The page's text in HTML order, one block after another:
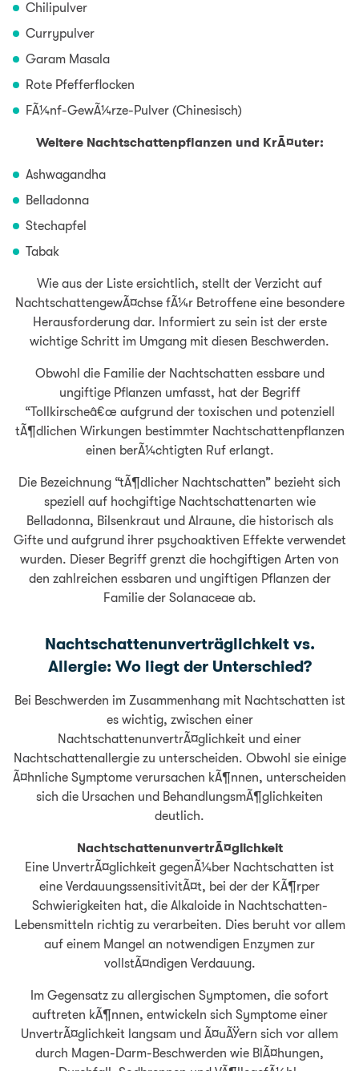
Chilipulver
Currypulver
Garam Masala
Rote Pfefferflocken
FÃ¼nf-GewÃ¼rze-Pulver (Chinesisch)
Weitere Nachtschattenpflanzen und KrÃ¤uter:
Ashwagandha
Belladonna
Stechapfel
Tabak
Wie aus der Liste ersichtlich, stellt der Verzicht auf
NachtschattengewÃ¤chse fÃ¼r Betroffene eine besondere
Herausforderung dar. Informiert zu sein ist der erste
wichtige Schritt im Umgang mit diesen Beschwerden.
Obwohl die Familie der Nachtschatten essbare und
ungiftige Pflanzen umfasst, hat der Begriff
“Tollkirscheâ€œ aufgrund der toxischen und potenziell
tÃ¶dlichen Wirkungen bestimmter Nachtschattenpflanzen
einen berÃ¼chtigten Ruf erlangt.
Die Bezeichnung “tÃ¶dlicher Nachtschatten” bezieht sich
speziell auf hochgiftige Nachtschattenarten wie
Belladonna, Bilsenkraut und Alraune, die historisch als
Gifte und aufgrund ihrer psychoaktiven Effekte verwendet
wurden. Dieser Begriff grenzt die hochgiftigen Arten von
den zahlreichen essbaren und ungiftigen Pflanzen der
Familie der Solanaceae ab.
Nachtschattenunverträglichkeit vs.
Allergie: Wo liegt der Unterschied?
Bei Beschwerden im Zusammenhang mit Nachtschatten ist
es wichtig, zwischen einer
NachtschattenunvertrÃ¤glichkeit und einer
Nachtschattenallergie zu unterscheiden. Obwohl sie einige
Ã¤hnliche Symptome verursachen kÃ¶nnen, unterscheiden
sich die Ursachen und BehandlungsmÃ¶glichkeiten
deutlich.
NachtschattenunvertrÃ¤glichkeit
Eine UnvertrÃ¤glichkeit gegenÃ¼ber Nachtschatten ist
eine VerdauungssensitivitÃ¤t, bei der der KÃ¶rper
Schwierigkeiten hat, die Alkaloide in Nachtschatten-
Lebensmitteln richtig zu verarbeiten. Dies beruht vor allem
auf einem Mangel an notwendigen Enzymen zur
vollstÃ¤ndigen Verdauung.
Im Gegensatz zu allergischen Symptomen, die sofort
auftreten kÃ¶nnen, entwickeln sich Symptome einer
UnvertrÃ¤glichkeit langsam und Ã¤uÃŸern sich vor allem
durch Magen-Darm-Beschwerden wie BlÃ¤hungen,